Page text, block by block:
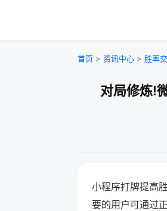
首页 > 资讯中心 > 胜率
对局修炼!
小程序打牌提高
要的用户可通过